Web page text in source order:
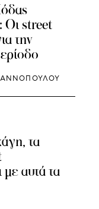
Οι street
την
τα
με αυτά τα